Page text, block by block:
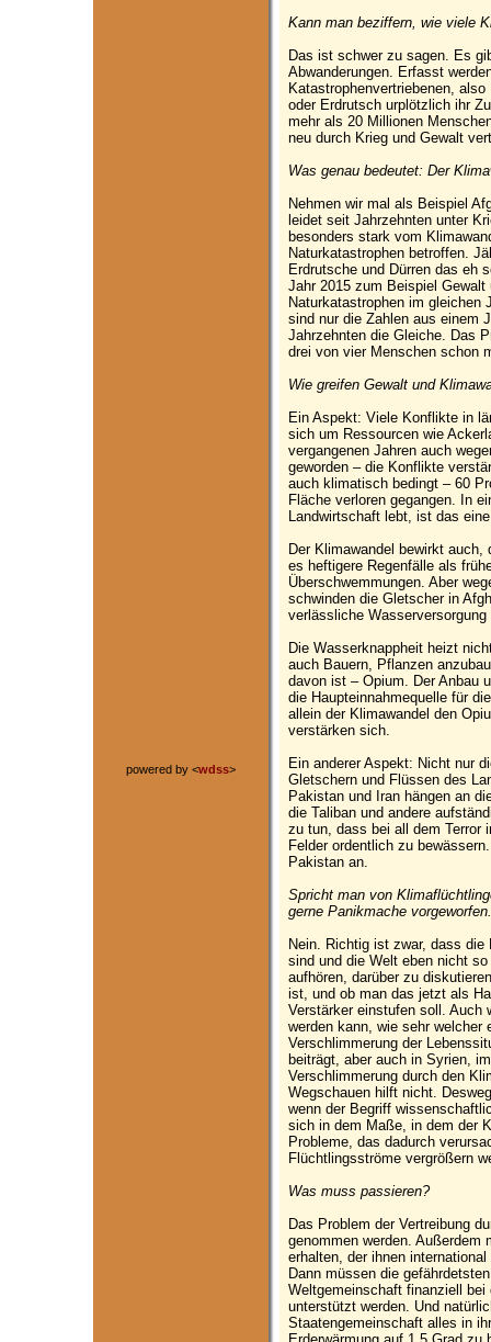
powered by <wdss>
Kann man beziffern, wie viele
Das ist schwer zu sagen. Es
Abwanderungen. Erfasst
Katastrophenvertriebenen,
oder Erdrutsch urplötzlich ihr
mehr als 20 Millionen
neu durch Krieg und Gewalt
Was genau bedeutet: Der
Nehmen wir mal als Beispiel
leidet seit Jahrzehnten unter
besonders stark vom
Naturkatastrophen betroffen.
Erdrutsche und Dürren das eh
Jahr 2015 zum Beispiel
Naturkatastrophen im gleichen
sind nur die Zahlen aus einem
Jahrzehnten die Gleiche. Das
drei von vier Menschen schon
Wie greifen Gewalt und
Ein Aspekt: Viele Konflikte in
sich um Ressourcen wie
vergangenen Jahren auch
geworden – die Konflikte
auch klimatisch bedingt – 60
Fläche verloren gegangen. In
Landwirtschaft lebt, ist das
Der Klimawandel bewirkt
es heftigere Regenfälle als
Überschwemmungen. Aber
schwinden die Gletscher in
verlässliche
Die Wasserknappheit heizt
auch Bauern, Pflanzen
davon ist – Opium. Der Anbau
die Haupteinnahmequelle für
allein der Klimawandel den
verstärken sich.
Ein anderer Aspekt: Nicht nur
Gletschern und Flüssen des
Pakistan und Iran hängen an
die Taliban und andere
zu tun, dass bei all dem Terror
Felder ordentlich zu
Pakistan an.
Spricht man von
gerne Panikmache
Nein. Richtig ist zwar, dass
sind und die Welt eben nicht
aufhören, darüber zu
ist, und ob man das jetzt als
Verstärker einstufen soll.
werden kann, wie sehr welcher
Verschlimmerung der
beiträgt, aber auch in Syrien,
Verschlimmerung durch den
Wegschauen hilft nicht.
wenn der Begriff
sich in dem Maße, in dem der
Probleme, das dadurch
Flüchtlingsströme vergrößern
Was muss passieren?
Das Problem der Vertreibung
genommen werden. Außerdem
erhalten, der ihnen
Dann müssen die
Weltgemeinschaft finanziell bei
unterstützt werden. Und
Staatengemeinschaft alles in